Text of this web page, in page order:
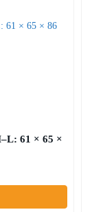
61 × 65 ×